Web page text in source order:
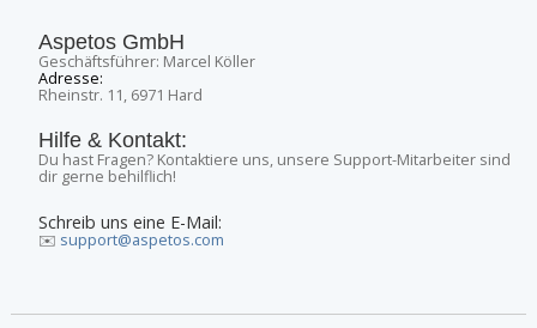
Aspetos GmbH
Geschäftsführer: Marcel Köller
Adresse:
Rheinstr. 11, 6971 Hard
Hilfe & Kontakt:
Du hast Fragen? Kontaktiere uns, unsere Support-Mitarbeiter sind
dir gerne behilflich!
Schreib uns eine E-Mail:
✉️ support@aspetos.com